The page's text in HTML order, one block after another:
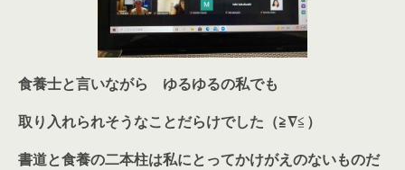
食養士と言いながら ゆるゆるの私でも
取り入れられそうなことだらけでした（≧∇≦ ）
書道と食養の二本柱は私にとってかけがえのないものだ